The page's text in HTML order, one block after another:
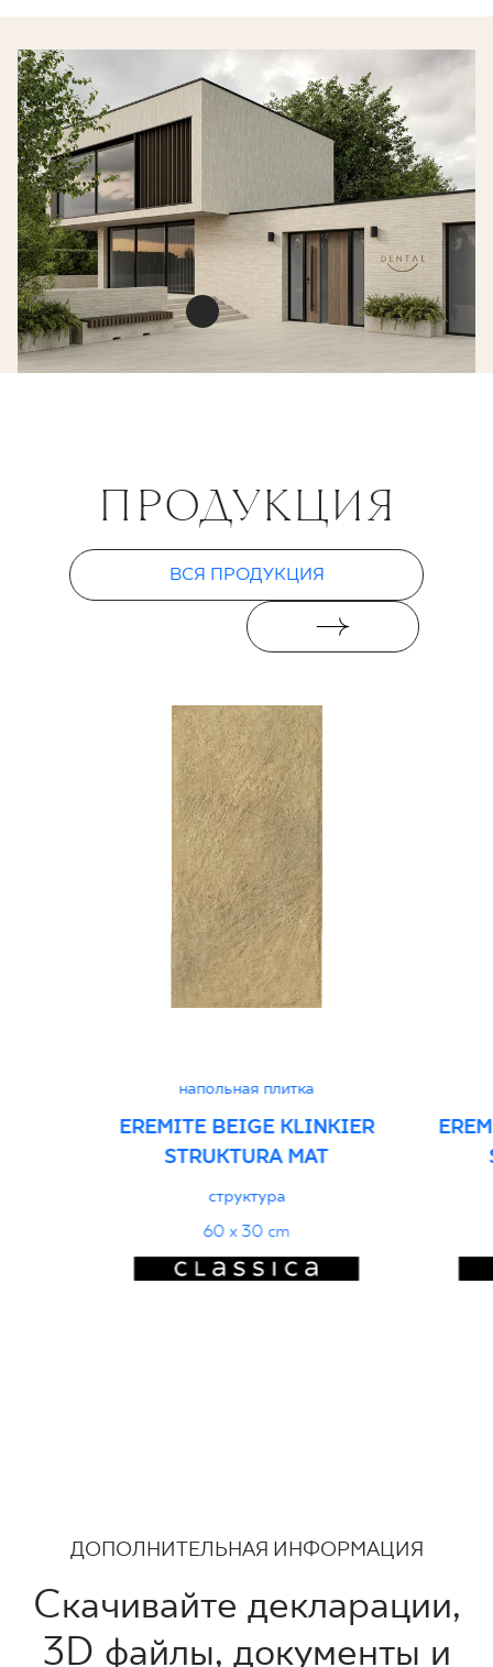
stopnica prosta
struktura mat
PŁYTKA PODŁOGOWA
ПРОДУКЦИЯ
ВСЯ ПРОДУКЦИЯ
напольная плитка
EREMITE BEIGE KLINKIER
STRUKTURA MAT
структура
60 x 30 cm
ДОПОЛНИТЕЛЬНАЯ ИНФОРМАЦИЯ
Скачивайте декларации,
3D файлы, документы и